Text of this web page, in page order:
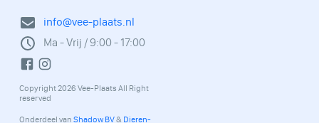
info@vee-plaats.nl
Ma - Vrij / 9:00 - 17:00
Copyright 2026 Vee-Plaats All Right
reserved
Onderdeel van Shadow BV& Dieren-